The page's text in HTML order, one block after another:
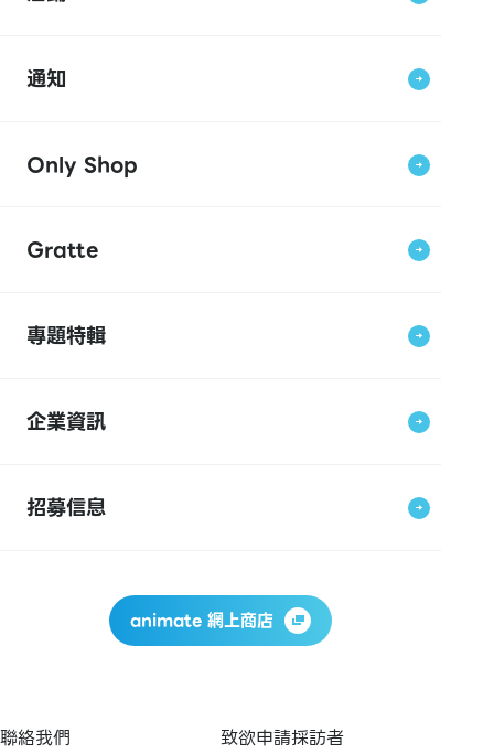
通知
Only Shop
Gratte
專題特輯
企業資訊
招募信息
animate 網上商店
聯絡我們
致欲申請採訪者